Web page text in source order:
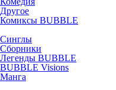
Другое
Комиксы BUBBLE
Синглы
Сборники
Легенды BUBBLE
BUBBLE Visions
Манга